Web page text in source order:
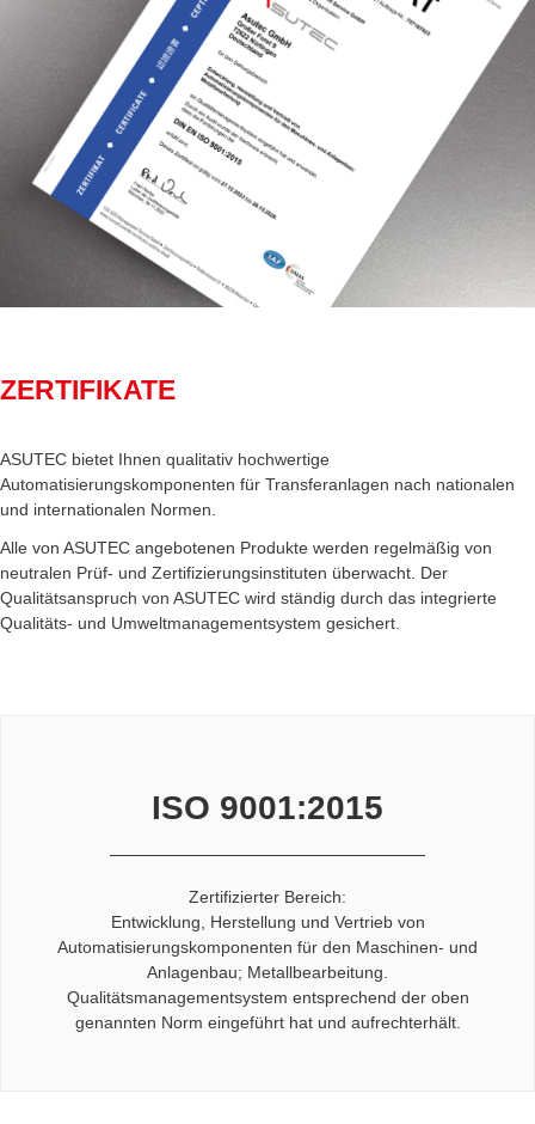
ZERTIFIKATE
ASUTEC bietet Ihnen qualitativ hochwertige
Automatisierungskomponenten für Transferanlagen nach nationalen
und internationalen Normen.
Alle von ASUTEC angebotenen Produkte werden regelmäßig von
neutralen Prüf- und Zertifizierungsinstituten überwacht. Der
Qualitätsanspruch von ASUTEC wird ständig durch das integrierte
Qualitäts- und Umweltmanagementsystem gesichert.
ISO 9001:2015
Zertifizierter Bereich:
Entwicklung, Herstellung und Vertrieb von
Automatisierungskomponenten für den Maschinen- und
Anlagenbau; Metallbearbeitung.
Qualitätsmanagementsystem entsprechend der oben
genannten Norm eingeführt hat und aufrechterhält.